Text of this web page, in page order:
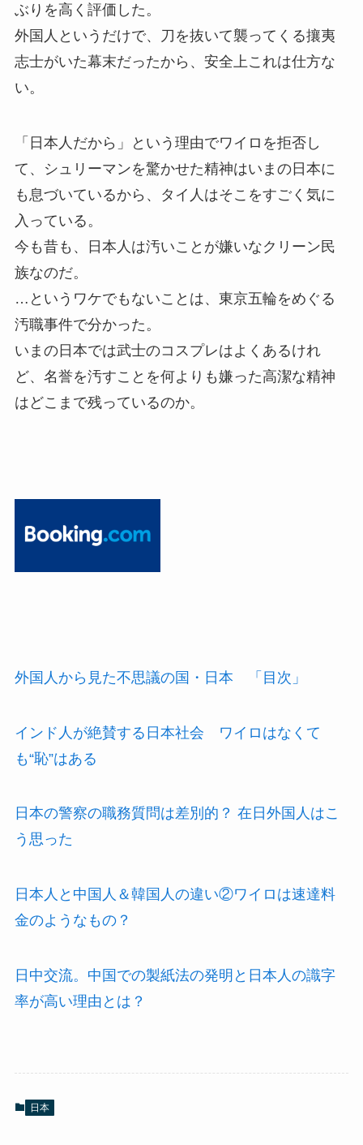
ぶりを高く評価した。
外国人というだけで、刀を抜いて襲ってくる攘夷
志士がいた幕末だったから、安全上これは仕方な
い。
「日本人だから」という理由でワイロを拒否し
て、シュリーマンを驚かせた精神はいまの日本に
も息づいているから、タイ人はそこをすごく気に
入っている。
今も昔も、日本人は汚いことが嫌いなクリーン民
族なのだ。
…というワケでもないことは、東京五輪をめぐる
汚職事件で分かった。
いまの日本では武士のコスプレはよくあるけれ
ど、名誉を汚すことを何よりも嫌った高潔な精神
はどこまで残っているのか。
外国人から見た不思議の国・日本 「目次」
インド人が絶賛する日本社会 ワイロはなくて
も“恥”はある
日本の警察の職務質問は差別的？ 在日外国人はこ
う思った
日本人と中国人＆韓国人の違い②ワイロは速達料
金のようなもの？
日中交流。中国での製紙法の発明と日本人の識字
率が高い理由とは？
日本